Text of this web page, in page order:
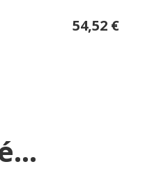
54,52 €